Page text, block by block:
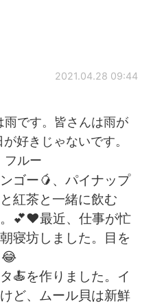
文
2021.04.28 09:44
雨です。皆さんは雨が
好きじゃないです。
フルー
ゴー🥭、パイナップ
紅茶と一緒に飲む
💕❤最近、仕事が忙
寝坊しました。目を
😂
🍝を作りました。イ
ど、ムール貝は新鮮